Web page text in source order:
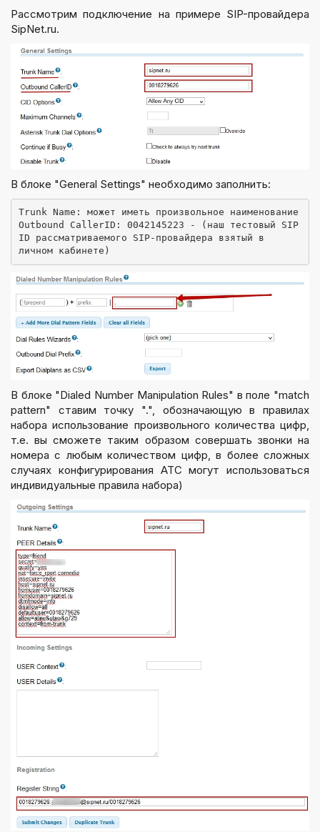
Рассмотрим подключение на примере SIP-провайдера
SipNet.ru.
В блоке "General Settings" необходимо заполнить:
Trunk Name: может иметь произвольное наименование
Outbound CallerID: 0042145223 - (наш тестовый SIP
ID рассматриваемого SIP-провайдера взятый в
личном кабинете)
В блоке "Dialed Number Manipulation Rules" в поле "match
pattern" ставим точку ".", обозначающую в правилах
набора использование произвольного количества цифр,
т.е. вы сможете таким образом совершать звонки на
номера с любым количеством цифр, в более сложных
случаях конфигурирования АТС могут использоваться
индивидуальные правила набора)